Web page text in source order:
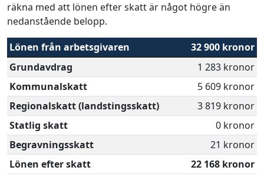
räkna med att lönen efter skatt är något högre än
nedanstående belopp.
Lönen från arbetsgivaren
32 900 kronor
Grundavdrag
1 283 kronor
Kommunalskatt
5 609 kronor
Regionalskatt (landstingsskatt)
3 819 kronor
Statlig skatt
0 kronor
Begravningsskatt
21 kronor
Lönen efter skatt
22 168 kronor